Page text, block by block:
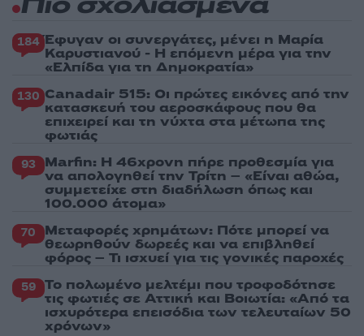
Πιο σχολιασμένα
184 Έφυγαν οι συνεργάτες, μένει η Μαρία
Καρυστιανού - Η επόμενη μέρα για την
«Ελπίδα για τη Δημοκρατία»
130 Canadair 515: Οι πρώτες εικόνες από την
κατασκευή του αεροσκάφους που θα
επιχειρεί και τη νύχτα στα μέτωπα της
φωτιάς
93 Marfin: Η 46χρονη πήρε προθεσμία για
να απολογηθεί την Τρίτη – «Είναι αθώα,
συμμετείχε στη διαδήλωση όπως και
100.000 άτομα»
70 Μεταφορές χρημάτων: Πότε μπορεί να
θεωρηθούν δωρεές και να επιβληθεί
φόρος – Τι ισχυεί για τις γονικές παροχές
59 Το πολωμένο μελτέμι που τροφοδότησε
τις φωτιές σε Αττική και Βοιωτία: «Από τα
ισχυρότερα επεισόδια των τελευταίων 50
χρόνων»